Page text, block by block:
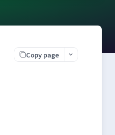
Copy page